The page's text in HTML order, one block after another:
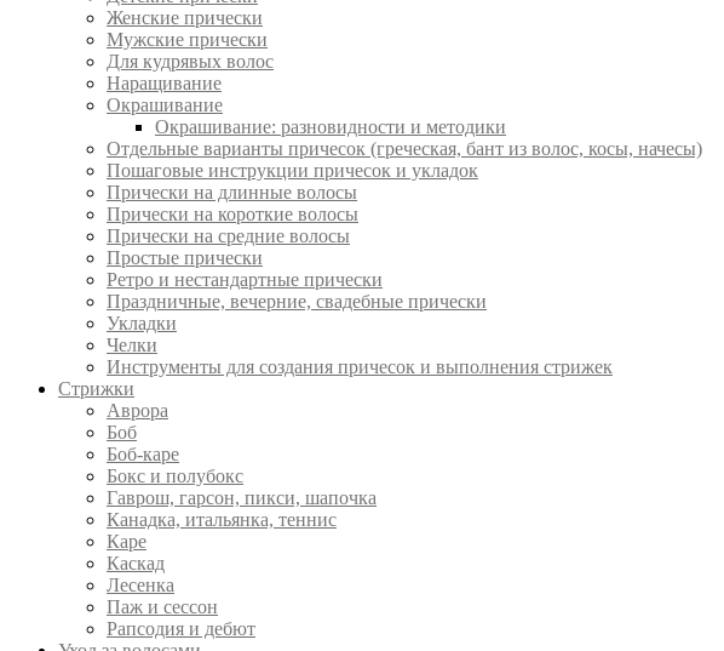
Женские прически
Мужские прически
Для кудрявых волос
Наращивание
Окрашивание
Окрашивание: разновидности и методики
Отдельные варианты причесок (греческая, бант из волос, косы, начесы)
Пошаговые инструкции причесок и укладок
Прически на длинные волосы
Прически на короткие волосы
Прически на средние волосы
Простые прически
Ретро и нестандартные прически
Праздничные, вечерние, свадебные прически
Укладки
Челки
Инструменты для создания причесок и выполнения стрижек
Стрижки
Аврора
Боб
Боб-каре
Бокс и полубокс
Гаврош, гарсон, пикси, шапочка
Канадка, итальянка, теннис
Каре
Каскад
Лесенка
Паж и сессон
Рапсодия и дебют